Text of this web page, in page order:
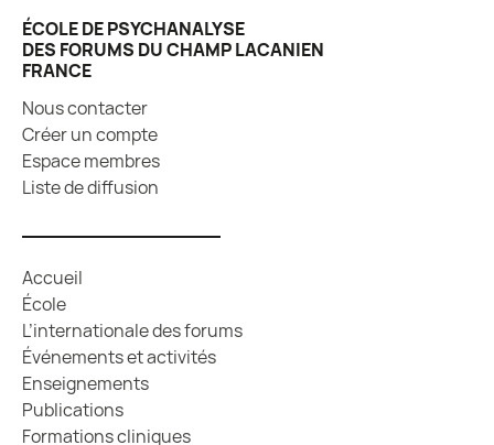
ÉCOLE DE PSYCHANALYSE
DES FORUMS DU CHAMP LACANIEN
FRANCE
Nous contacter
Créer un compte
Espace membres
Liste de diffusion
Accueil
École
L’internationale des forums
Événements et activités
Enseignements
Publications
Formations cliniques